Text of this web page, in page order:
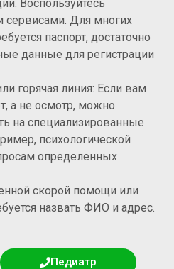
Воспользуйтесь
сервисами. Для многих
паспорт, достаточно
данные для регистрации
горячая линия: Если вам
а не осмотр, можно
на специализированные
психологической
определенных
скорой помощи или
назвать ФИО и адрес.
Педиатр